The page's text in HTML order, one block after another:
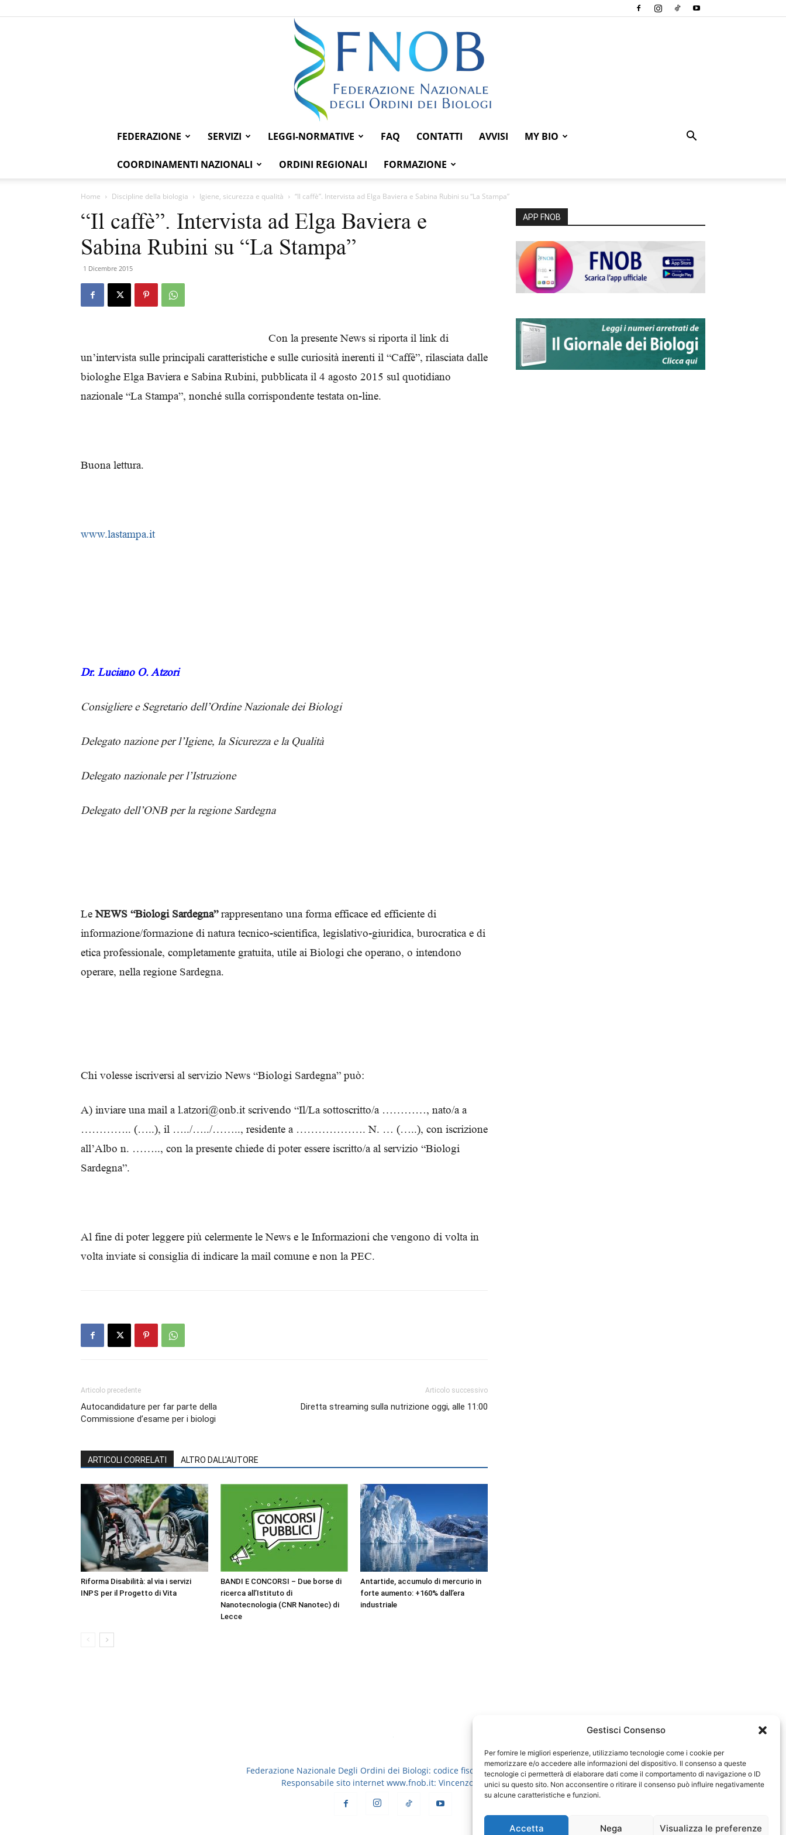
Gestisci Consenso
Per fornire le migliori esperienze, utilizziamo tecnologie come i cookie per
memorizzare e/o accedere alle informazioni del dispositivo. Il consenso a queste
tecnologie ci permetterà di elaborare dati come il comportamento di navigazione o ID
unici su questo sito. Non acconsentire o ritirare il consenso può influire negativamente
su alcune caratteristiche e funzioni.
Accetta Nega Visualizza le preferenze
Federazione
FEDERAZIONE SERVIZI LEGGI-NORMATIVE FAQ CONTATTI AVVISI MY BIO
COORDINAMENTI NAZIONALI ORDINI REGIONALI FORMAZIONE
Home Discipline della biologia Igiene, sicurezza e qualità “Il caffè”. Intervista ad Elga Baviera e Sabina Rubini su “La Stampa”
“Il caffè”. Intervista ad Elga Baviera e
Sabina Rubini su “La Stampa”
1 Dicembre 2015
Con la presente News si riporta il link di
un’intervista sulle principali caratteristiche e sulle curiosità inerenti il “Caffè”, rilasciata dalle
biologhe Elga Baviera e Sabina Rubini, pubblicata il 4 agosto 2015 sul quotidiano
nazionale “La Stampa”, nonché sulla corrispondente testata on-line.
Buona lettura.
www.lastampa.it
Dr. Luciano O. Atzori
Consigliere e Segretario dell’Ordine Nazionale dei Biologi
Delegato nazione per l’Igiene, la Sicurezza e la Qualità
Delegato nazionale per l’Istruzione
Delegato dell’ONB per la regione Sardegna
LeNEWS “Biologi Sardegna”rappresentano una forma efficace ed efficiente di
informazione/formazione di natura tecnico-scientifica, legislativo-giuridica, burocratica e di
etica professionale, completamente gratuita, utile ai Biologi che operano, o intendono
operare, nella regione Sardegna.
Chi volesse iscriversi al servizio News “Biologi Sardegna” può:
A) inviare una mail a l.atzori@onb.it scrivendo “Il/La sottoscritto/a …………, nato/a a
………….. (…..), il …../…../…….., residente a ………………. N. … (…..), con iscrizione
all’Albo n. …….., con la presente chiede di poter essere iscritto/a al servizio “Biologi
Sardegna”.
Al fine di poter leggere più celermente le News e le Informazioni che vengono di volta in
volta inviate si consiglia di indicare la mail comune e non la PEC.
Articolo precedente
Autocandidature per far parte della
Commissione d’esame per i biologi
Articolo successivo
Diretta streaming sulla nutrizione oggi, alle 11:00
ARTICOLI CORRELATI ALTRO DALL'AUTORE
Riforma Disabilità: al via i servizi
INPS per il Progetto di Vita
BANDI E CONCORSI – Due borse di
ricerca all’Istituto di
Nanotecnologia (CNR Nanotec) di
Lecce
Antartide, accumulo di mercurio in
forte aumento: +160% dall’era
industriale
APP FNOB
Federazione Nazionale Degli Ordini dei Biologi: codice fiscale 80069130583
Responsabile sito internet www.fnob.it: Vincenzo D'Anna